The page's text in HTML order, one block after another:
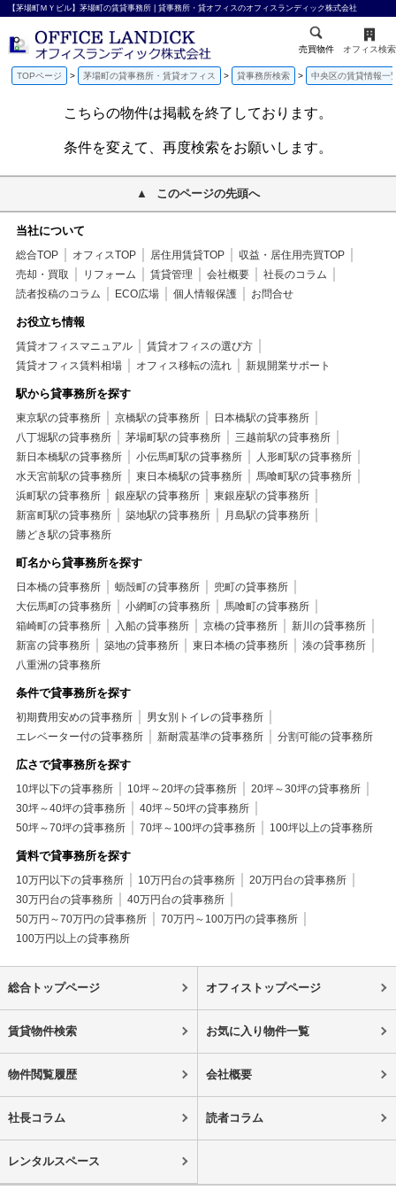
【茅場町ＭＹビル】茅場町の賃貸事務所 | 貸事務所・貸オフィスのオフィスランディック株式会社
売買物件 オフィス検索
TOPページ 茅場町の貸事務所・賃貸オフィス 貸事務所検索 中央区の賃貸情報一
こちらの物件は掲載を終了しております。
条件を変えて、再度検索をお願いします。
このページの先頭へ
当社について
総合TOP オフィスTOP 居住用賃貸TOP
収益・居住用売買TOP
売却・買取
リフォーム 賃貸管理 会社概要
社長のコラム
読者投稿のコラム
ECO広場 個人情報保護 お問合せ
お役立ち情報
賃貸オフィスマニュアル
賃貸オフィスの選び方
賃貸オフィス賃料相場
オフィス移転の流れ 新規開業サポート
駅から貸事務所を探す
東京駅の貸事務所 京橋駅の貸事務所
日本橋駅の貸事務所
八丁堀駅の貸事務所
茅場町駅の貸事務所
三越前駅の貸事務所
新日本橋駅の貸事務所
小伝馬町駅の貸事務所
人形町駅の貸事務所
水天宮前駅の貸事務所
東日本橋駅の貸事務所
馬喰町駅の貸事務所
浜町駅の貸事務所
銀座駅の貸事務所
東銀座駅の貸事務所
新富町駅の貸事務所
築地駅の貸事務所
月島駅の貸事務所
勝どき駅の貸事務所
町名から貸事務所を探す
日本橋の貸事務所 蛎殻町の貸事務所
兜町の貸事務所
大伝馬町の貸事務所
小網町の貸事務所
馬喰町の貸事務所
箱崎町の貸事務所
入船の貸事務所 京橋の貸事務所
新川の貸事務所
新富の貸事務所
築地の貸事務所 東日本橋の貸事務所
湊の貸事務所
八重洲の貸事務所
条件で貸事務所を探す
初期費用安めの貸事務所
男女別トイレの貸事務所
エレベーター付の貸事務所
新耐震基準の貸事務所 分割可能の貸事務所
広さで貸事務所を探す
10坪以下の貸事務所 10坪～20坪の貸事務所
20坪～30坪の貸事務所
30坪～40坪の貸事務所
40坪～50坪の貸事務所
50坪～70坪の貸事務所
70坪～100坪の貸事務所 100坪以上の貸事務所
賃料で貸事務所を探す
10万円以下の貸事務所 10万円台の貸事務所
20万円台の貸事務所
30万円台の貸事務所
40万円台の貸事務所
50万円～70万円の貸事務所
70万円～100万円の貸事務所
100万円以上の貸事務所
総合トップページ オフィストップページ
賃貸物件検索 お気に入り物件一覧
物件閲覧履歴 会社概要
社長コラム 読者コラム
レンタルスペース